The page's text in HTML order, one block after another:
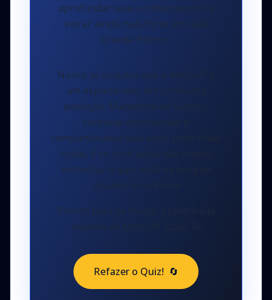
aprofundar seus conhecimentos e
vibrar ainda mais forte em cada
Grande Prêmio.
Nunca se esqueça que o MotoGP é
um esporte vivo, em constante
evolução. Mantenha-se curioso,
continue aprendendo e
compartilhando seu amor pelas duas
rodas. E se você ainda não ousou
enfrentar o quiz, está na hora de
assumir o controle!
Pronto para se tornar a referência
máxima do MotoGP 2026?
Refazer o Quiz! 🔄